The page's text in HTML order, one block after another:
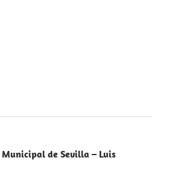
de Sevilla – Luis